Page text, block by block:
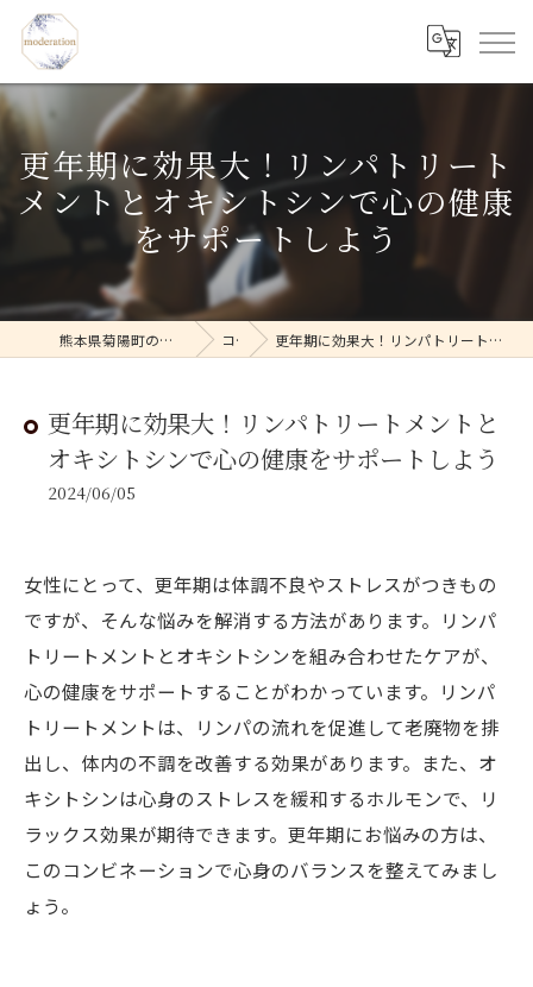
更年期に効果大！リンパトリート
メントとオキシトシンで心の健康
をサポートしよう
熊本県菊陽町のフェイシャルならmoderation コラム 更年期に効果大！リンパトリートメントとオキシトシンで心の健康をサポートしよう
更年期に効果大！リンパトリートメントと
オキシトシンで心の健康をサポートしよう
2024/06/05
女性にとって、更年期は体調不良やストレスがつきもの
ですが、そんな悩みを解消する方法があります。リンパ
トリートメントとオキシトシンを組み合わせたケアが、
心の健康をサポートすることがわかっています。リンパ
トリートメントは、リンパの流れを促進して老廃物を排
出し、体内の不調を改善する効果があります。また、オ
キシトシンは心身のストレスを緩和するホルモンで、リ
ラックス効果が期待できます。更年期にお悩みの方は、
このコンビネーションで心身のバランスを整えてみまし
ょう。